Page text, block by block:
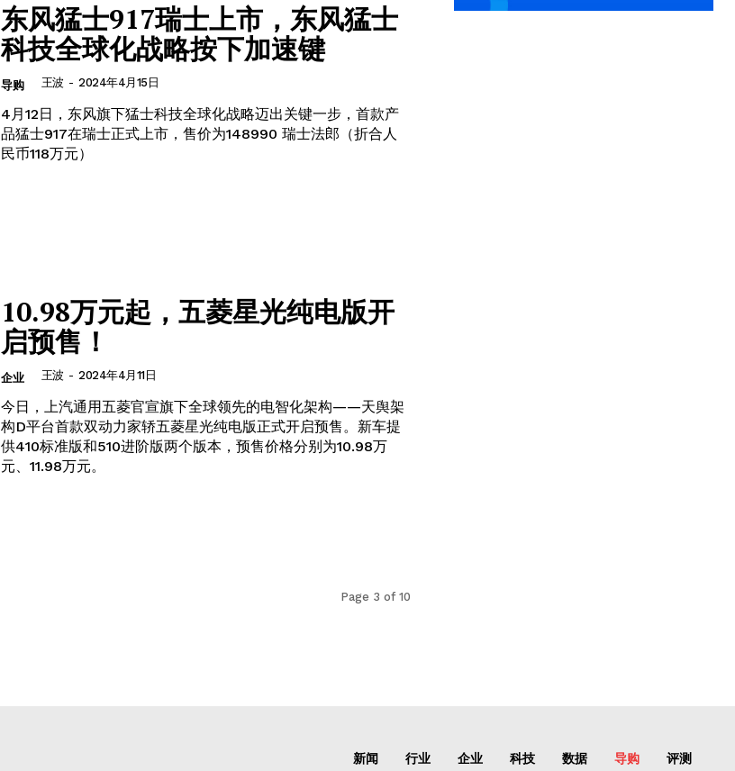
东风猛士917瑞士上市，东风猛士
科技全球化战略按下加速键
导购 王波 - 2024年4月15日
​4月12日，东风旗下猛士科技全球化战略迈出关键一步，首款产
品猛士917在瑞士正式上市，售价为148990 瑞士法郎（折合人
民币118万元）
10.98万元起，五菱星光纯电版开
启预售！
企业 王波 - 2024年4月11日
​今日，上汽通用五菱官宣旗下全球领先的电智化架构——天舆架
构D平台首款双动力家轿五菱星光纯电版正式开启预售。新车提
供410标准版和510进阶版两个版本，预售价格分别为10.98万
元、11.98万元。
Page 3 of 10
新闻 行业 企业 科技 数据 导购 评测